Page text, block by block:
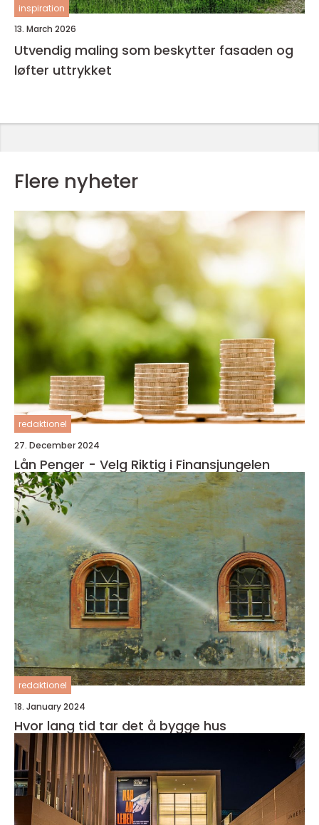
inspiration
13. March 2026
Utvendig maling som beskytter fasaden og
løfter uttrykket
Flere nyheter
redaktionel
27. December 2024
Lån Penger - Velg Riktig i Finansjungelen
redaktionel
18. January 2024
Hvor lang tid tar det å bygge hus